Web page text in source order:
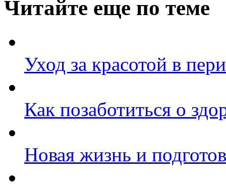
Читайте еще по теме
Уход за красотой в
Как позаботиться о
Новая жизнь и